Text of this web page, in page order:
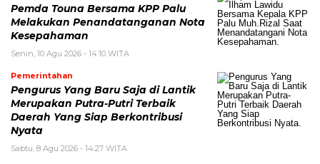
Pemda Touna Bersama KPP Palu
Melakukan Penandatanganan Nota
Kesepahaman
Senin, 10 Agu 2026 - 14:10 WITA
Pemerintahan
Pengurus Yang Baru Saja di Lantik
Merupakan Putra-Putri Terbaik
Daerah Yang Siap Berkontribusi
Nyata
Sabtu, 8 Agu 2026 - 14:27 WITA